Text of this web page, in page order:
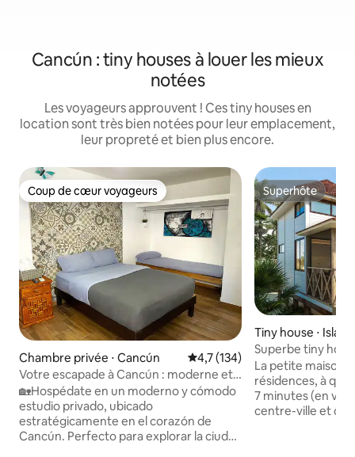
Cancún : tiny houses à louer les mieux
notées
Les voyageurs approuvent ! Ces tiny houses en
location sont très bien notées pour leur emplacement,
leur propreté et bien plus encore.
Coup de cœur voyageurs
Coup de cœur voyageurs
Chambre privée ⋅ Cancún Évaluation moyenne sur la
4,7 (134)
Votre escapade à Cancún : moderne et
bien situé
🏡Hospédate en un moderno y cómodo
estudio privado, ubicado
estratégicamente en el corazón de
Cancún. Perfecto para explorar la ciudad
Superhôte
Superhôte
Tiny house ⋅ Isla
Superbe tiny
La petite maison
résidences, à
7 minutes (en
centre-ville et de